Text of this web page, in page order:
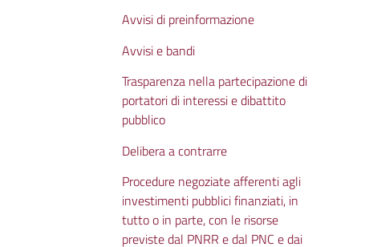
Avvisi di preinformazione
Avvisi e bandi
Trasparenza nella partecipazione di
portatori di interessi e dibattito
pubblico
Delibera a contrarre
Procedure negoziate afferenti agli
investimenti pubblici finanziati, in
tutto o in parte, con le risorse
previste dal PNRR e dal PNC e dai